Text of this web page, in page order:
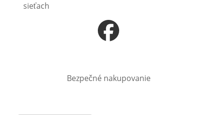
sieťach
Otvorí sa vnovom okne
Bezpečné nakupovanie